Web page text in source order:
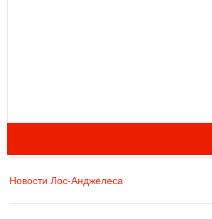
Новости Лос-Анджелеса